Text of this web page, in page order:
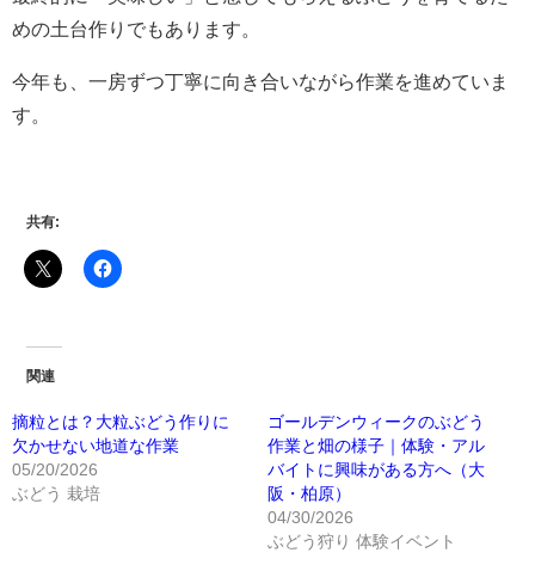
めの土台作りでもあります。
今年も、一房ずつ丁寧に向き合いながら作業を進めていま
す。
共有:
関連
摘粒とは？大粒ぶどう作りに
欠かせない地道な作業
05/20/2026
ぶどう 栽培
ゴールデンウィークのぶどう
作業と畑の様子｜体験・アル
バイトに興味がある方へ（大
阪・柏原）
04/30/2026
ぶどう狩り 体験イベント